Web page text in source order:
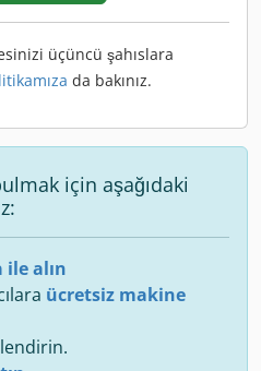
üçüncü şahıslara
da bakınız.
için aşağıdaki
alın
ücretsiz makine